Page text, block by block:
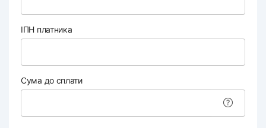
ІПН платника
Сума до сплати